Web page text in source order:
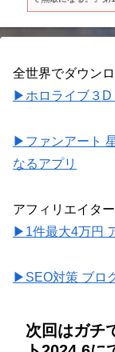
全世界でダウン
▶ホロライブ３
▶ファンアート
なるアプリ
アフィリエイタ
▶1件最大4万円
▶SEO対策 ブロ
次回はガチ